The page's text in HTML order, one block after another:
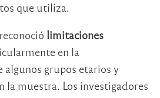
que utiliza.
limitaciones
en la
grupos etarios y
la muestra. Los investigadores